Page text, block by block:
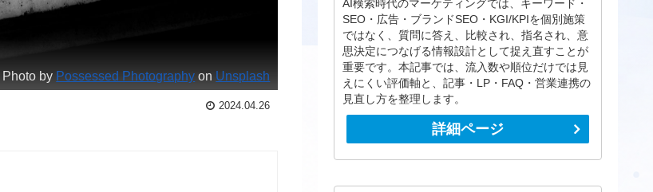
Photo by Possessed Photography on Unsplash
2024.04.26
AI検索時代のマーケティングでは、キーワード・
SEO・広告・ブランドSEO・KGI/KPIを個別施策
ではなく、質問に答え、比較され、指名され、意
思決定につなげる情報設計として捉え直すことが
重要です。本記事では、流入数や順位だけでは見
えにくい評価軸と、記事・LP・FAQ・営業連携の
見直し方を整理します。
詳細ページ